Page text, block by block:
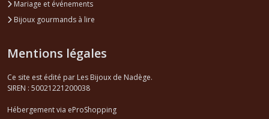
Mariage et événements
Bijoux gourmands à lire
Mentions légales
Ce site est édité par Les Bijoux de Nadège.
SIREN : 50021221200038
Hébergement via eProShopping